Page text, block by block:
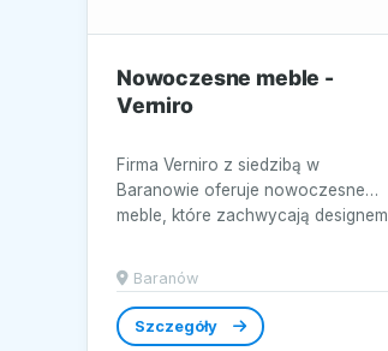
Nowoczesne meble -
Verniro
Firma Verniro z siedzibą w
Baranowie oferuje nowoczesne
meble, które zachwycają designem
Baranów
Szczegóły